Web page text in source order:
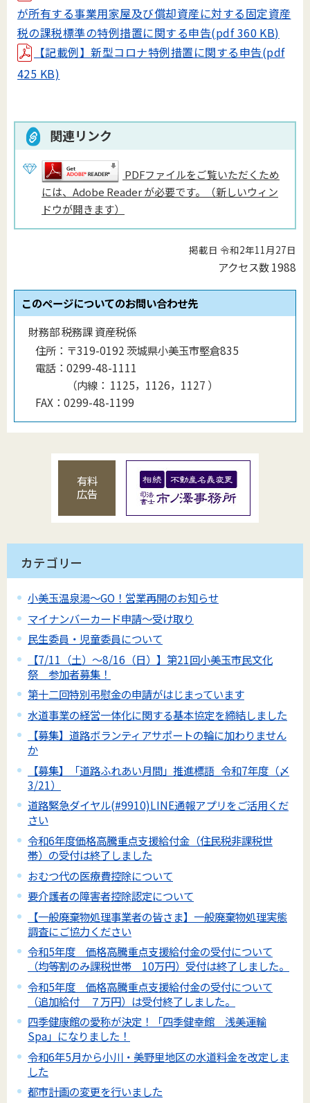
が所有する事業用家屋及び償却資産に対する固定資産
税の課税標準の特例措置に関する申告(pdf 360 KB)
【記載例】新型コロナ特例措置に関する申告(pdf
425 KB)
関連リンク
PDFファイルをご覧いただくため
には、Adobe Reader が必要です。（新しいウィン
ドウが開きます）
掲載日 令和2年11月27日
アクセス数1988
このページについてのお問い合わせ先
財務部 税務課 資産税係
住所： 〒319-0192 茨城県小美玉市堅倉835
電話： 0299-48-1111
（内線 ： 1125，1126，1127 ）
FAX： 0299-48-1199
有料
広告
カテゴリー
小美玉温泉湯～GO！営業再開のお知らせ
マイナンバーカード申請～受け取り
民生委員・児童委員について
【7/11（土）～8/16（日）】第21回小美玉市民文化
祭 参加者募集！
第十二回特別弔慰金の申請がはじまっています
水道事業の経営一体化に関する基本協定を締結しました
【募集】道路ボランティアサポートの輪に加わりません
か
【募集】「道路ふれあい月間」推進標語_令和7年度（〆
3/21）
道路緊急ダイヤル(#9910)LINE通報アプリをご活用くだ
さい
令和6年度価格高騰重点支援給付金（住民税非課税世
帯）の受付は終了しました
おむつ代の医療費控除について
要介護者の障害者控除認定について
【一般廃棄物処理事業者の皆さま】一般廃棄物処理実態
調査にご協力ください
令和5年度 価格高騰重点支援給付金の受付について
（均等割のみ課税世帯 10万円）受付は終了しました。
令和5年度 価格高騰重点支援給付金の受付について
（追加給付 ７万円）は受付終了しました。
四季健康館の愛称が決定！「四季健幸館 浅美運輸
Spa」になりました！
令和6年5月から小川・美野里地区の水道料金を改定しま
した
都市計画の変更を行いました